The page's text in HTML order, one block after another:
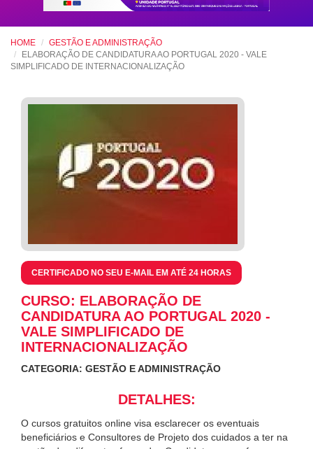
HOME
GESTÃO E ADMINISTRAÇÃO
ELABORAÇÃO DE CANDIDATURA AO PORTUGAL 2020 - VALE
SIMPLIFICADO DE INTERNACIONALIZAÇÃO
CERTIFICADO NO SEU E-MAIL EM ATÉ 24 HORAS
CURSO: ELABORAÇÃO DE
CANDIDATURA AO PORTUGAL 2020 -
VALE SIMPLIFICADO DE
INTERNACIONALIZAÇÃO
CATEGORIA: GESTÃO E ADMINISTRAÇÃO
DETALHES:
O cursos gratuitos online visa esclarecer os eventuais
beneficiários e Consultores de Projeto dos cuidados a ter na